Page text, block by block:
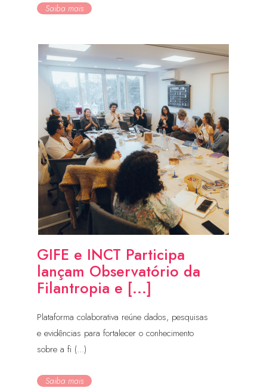
Saiba mais
GIFE e INCT Participa
lançam Observatório da
Filantropia e [...]
Plataforma colaborativa reúne dados, pesquisas
e evidências para fortalecer o conhecimento
sobre a fi (...)
Saiba mais